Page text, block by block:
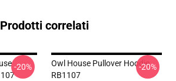
Prodotti correlati
-20%
Owl House Pullover Hoodie
RB1107
-20%